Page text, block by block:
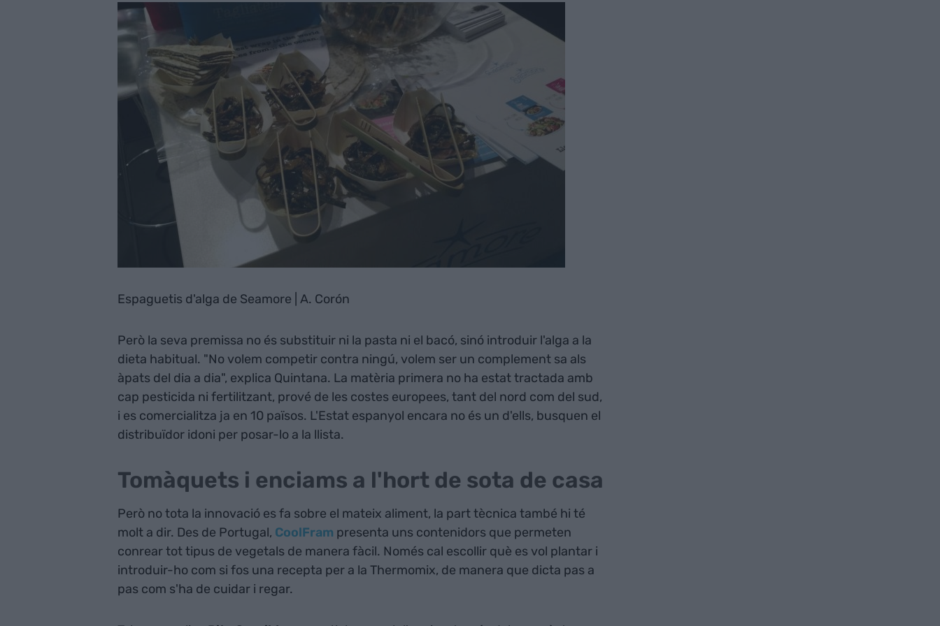
Espaguetis d'alga de Seamore | A. Corón
Però la seva premissa no és substituir ni la pasta ni el bacó, sinó introduir l'alga a la
dieta habitual. "No volem competir contra ningú, volem ser un complement sa als
àpats del dia a dia", explica Quintana. La matèria primera no ha estat tractada amb
cap pesticida ni fertilitzant, prové de les costes europees, tant del nord com del sud,
i es comercialitza ja en 10 països. L'Estat espanyol encara no és un d'ells, busquen el
distribuïdor idoni per posar-lo a la llista.
Tomàquets i enciams a l'hort de sota de casa
Però no tota la innovació es fa sobre el mateix aliment, la part tècnica també hi té
molt a dir. Des de Portugal, CoolFram presenta uns contenidors que permeten
conrear tot tipus de vegetals de manera fàcil. Només cal escollir què es vol plantar i
introduir-ho com si fos una recepta per a la Thermomix, de manera que dicta pas a
pas com s'ha de cuidar i regar.